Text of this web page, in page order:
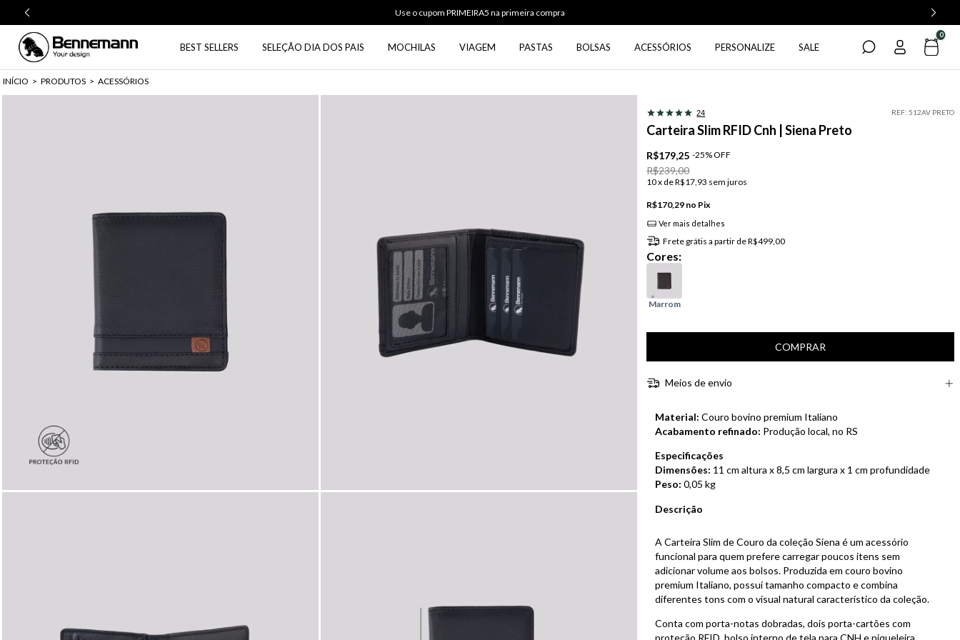
Use o cupom PRIMEIRA5 na primeira compra
BEST SELLERS SELEÇÃO DIA DOS PAIS MOCHILAS VIAGEM PASTAS BOLSAS ACESSÓRIOS PERSONALIZE SALE
0
INÍCIO > PRODUTOS > ACESSÓRIOS
24 REF: 512AV PRETO
Carteira Slim RFID Cnh | Siena Preto
R$179,25 -25%OFF
R$239,00
10x deR$17,93 sem juros
R$170,29 Pix
Ver mais detalhes
Frete grátis a partir deR$499,00
Cores:
Meios de envio
Material: Couro bovino premium Italiano
Acabamento refinado: Produção local, no RS
Especificações
Dimensões: 11 cm altura x 8,5 cm largura x 1 cm profundidade
Peso: 0,05 kg
Descrição
A Carteira Slim de Couro da coleção Siena é um acessório
funcional para quem prefere carregar poucos itens sem
adicionar volume aos bolsos. Produzida em couro bovino
premium Italiano, possui tamanho compacto e combina
diferentes tons com o visual natural característico da coleção.
Conta com porta-notas dobradas, dois porta-cartões com
proteção RFID, bolso interno de tela para CNH e niqueleira